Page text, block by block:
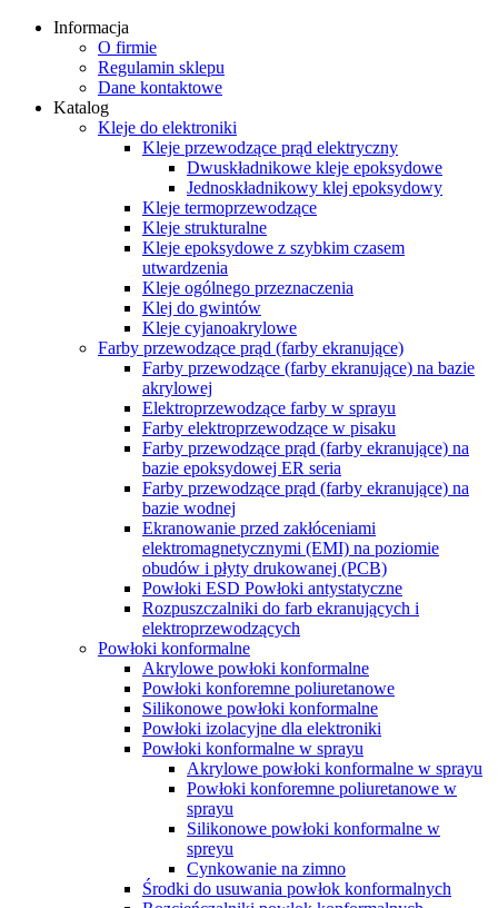
Informacja
O firmie
Regulamin sklepu
Dane kontaktowe
Katalog
Kleje do elektroniki
Kleje przewodzące prąd elektryczny
Dwuskładnikowe kleje epoksydowe
Jednoskładnikowy klej epoksydowy
Kleje termoprzewodzące
Kleje strukturalne
Kleje epoksydowe z szybkim czasem
utwardzenia
Kleje ogólnego przeznaczenia
Klej do gwintów
Kleje cyjanoakrylowe
Farby przewodzące prąd (farby ekranujące)
Farby przewodzące (farby ekranujące) na bazie
akrylowej
Elektroprzewodzące farby w sprayu
Farby elektroprzewodzące w pisaku
Farby przewodzące prąd (farby ekranujące) na
bazie epoksydowej ER seria
Farby przewodzące prąd (farby ekranujące) na
bazie wodnej
Ekranowanie przed zakłóceniami
elektromagnetycznymi (EMI) na poziomie
obudów i płyty drukowanej (PCB)
Powłoki ESD Powłoki antystatyczne
Rozpuszczalniki do farb ekranujących i
elektroprzewodzących
Powłoki konformalne
Akrylowe powłoki konformalne
Powłoki konforemne poliuretanowe
Silikonowe powłoki konformalne
Powłoki izolacyjne dla elektroniki
Powłoki konformalne w sprayu
Akrylowe powłoki konformalne w sprayu
Powłoki konforemne poliuretanowe w
sprayu
Silikonowe powłoki konformalne w
spreyu
Cynkowanie na zimno
Środki do usuwania powłok konformalnych